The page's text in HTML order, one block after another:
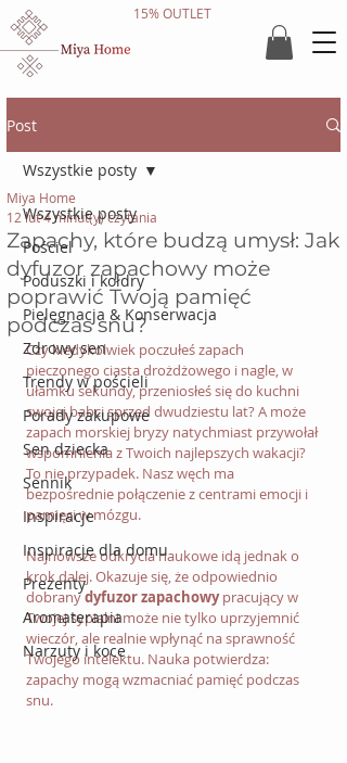
15% OUTLET
Post
Wszystkie posty
Pościel
Poduszki i kołdry
Pielęgnacja & Konserwacja
Zdrowy sen
Trendy w pościeli
Porady zakupowe
Sen dziecka
Sennik
Inspiracje
Inspiracje dla domu
Prezenty
Aromaterapia
Narzuty i koce
Wszystkie posty
Zapachy, które budzą umysł: Jak
dyfuzor zapachowy może
poprawić Twoją pamięć
podczas snu?
Miya Home
12 lut4 minut(y) czytania
Czy kiedykolwiek poczułeś zapach
pieczonego ciasta drożdżowego i nagle, w
ułamku sekundy, przeniosłeś się do kuchni
swojej babci sprzed dwudziestu lat? A może
zapach morskiej bryzy natychmiast przywołał
wspomnienia z Twoich najlepszych wakacji?
To nie przypadek. Nasz węch ma
bezpośrednie połączenie z centrami emocji i
pamięci w mózgu.
Najnowsze odkrycia naukowe idą jednak o
krok dalej. Okazuje się, że odpowiednio
dobrany dyfuzor zapachowy pracujący w
Twojej sypialni może nie tylko uprzyjemnić
wieczór, ale realnie wpłynąć na sprawność
Twojego intelektu. Nauka potwierdza:
zapachy mogą wzmacniać pamięć podczas
snu.